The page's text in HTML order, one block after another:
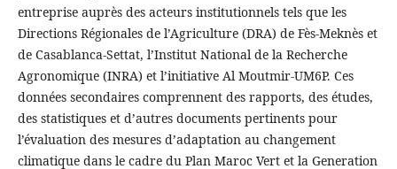
entreprise auprès des acteurs institutionnels tels que les
Directions Régionales de l’Agriculture (DRA) de Fès-Meknès et
de Casablanca-Settat, l’Institut National de la Recherche
Agronomique (INRA) et l’initiative Al Moutmir-UM6P. Ces
données secondaires comprennent des rapports, des études,
des statistiques et d’autres documents pertinents pour
l’évaluation des mesures d’adaptation au changement
climatique dans le cadre du Plan Maroc Vert et la Generation